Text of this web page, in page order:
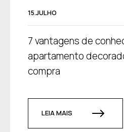
15.JULHO
7 vantagens de
apartamento
compra
LEIA MAIS